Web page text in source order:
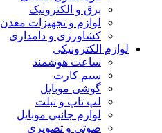
برق و الکترونیک
لوازم و تجهیزات معدن
کشاورزی و دامداری
لوازم الکترونیکی
ساعت هوشمند
سیم کارت
گوشی موبایل
لپ تاپ و تبلت
لوازم جانبی موبایل
صوتی و تصویری